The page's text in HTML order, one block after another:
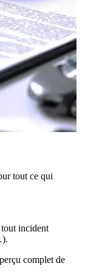
tout ce qui
incident
complet de